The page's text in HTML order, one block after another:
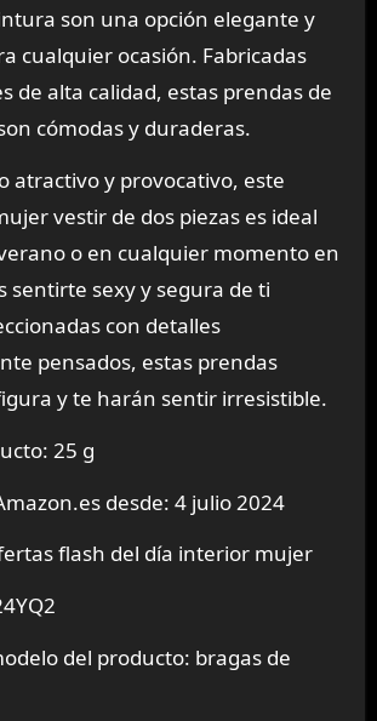
son una opción elegante y
cualquier ocasión. Fabricadas
de alta calidad, estas prendas de
cómodas y duraderas.
atractivo y provocativo, este
vestir de dos piezas es ideal
o en cualquier momento en
sentirte sexy y segura de ti
con detalles
pensados, estas prendas
y te harán sentir irresistible.
25 g
desde: 4 julio 2024
flash del día interior mujer
del producto: bragas de